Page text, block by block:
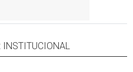
INSTITUCIONAL